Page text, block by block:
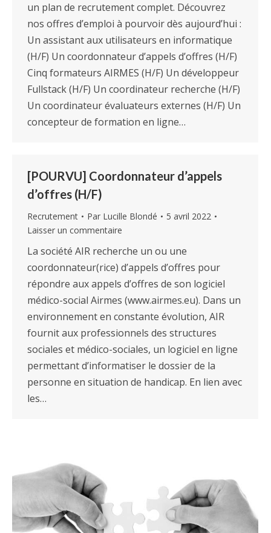
un plan de recrutement complet. Découvrez
nos offres d’emploi à pourvoir dès aujourd’hui :
Un assistant aux utilisateurs en informatique
(H/F) Un coordonnateur d’appels d’offres (H/F)
Cinq formateurs AIRMES (H/F) Un développeur
Fullstack (H/F) Un coordinateur recherche (H/F)
Un coordinateur évaluateurs externes (H/F) Un
concepteur de formation en ligne…
[POURVU] Coordonnateur d’appels
d’offres (H/F)
Recrutement Par Lucille Blondé
5 avril 2022
Laisser un commentaire
La société AIR recherche un ou une
coordonnateur(rice) d’appels d’offres pour
répondre aux appels d’offres de son logiciel
médico-social Airmes (www.airmes.eu). Dans un
environnement en constante évolution, AIR
fournit aux professionnels des structures
sociales et médico-sociales, un logiciel en ligne
permettant d’informatiser le dossier de la
personne en situation de handicap. En lien avec
les…